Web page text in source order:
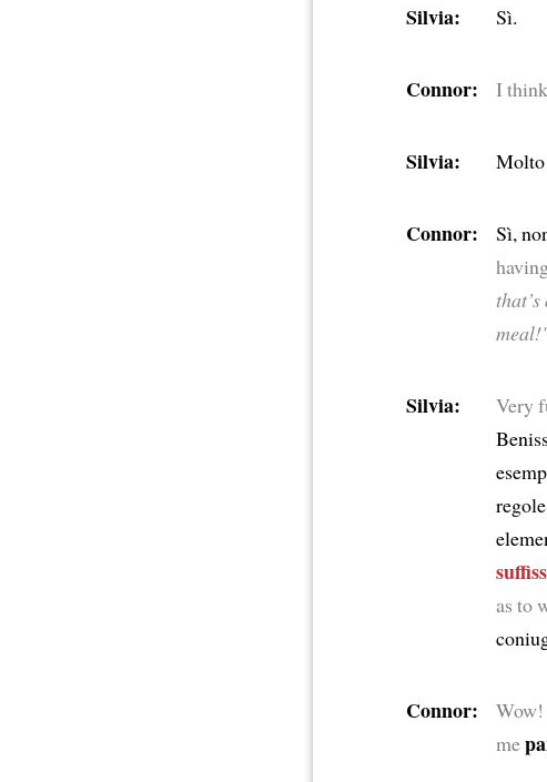
Silvia: Sì.
Connor: I
Silvia: Molto
Connor: Sì,
Silvia: Very
as to
Connor: Wow!
me